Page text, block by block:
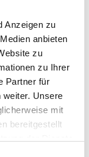
Anzeigen zu
anbieten
zu
zu Ihrer
Partner für
weiter. Unsere
mit
bereitgestellt